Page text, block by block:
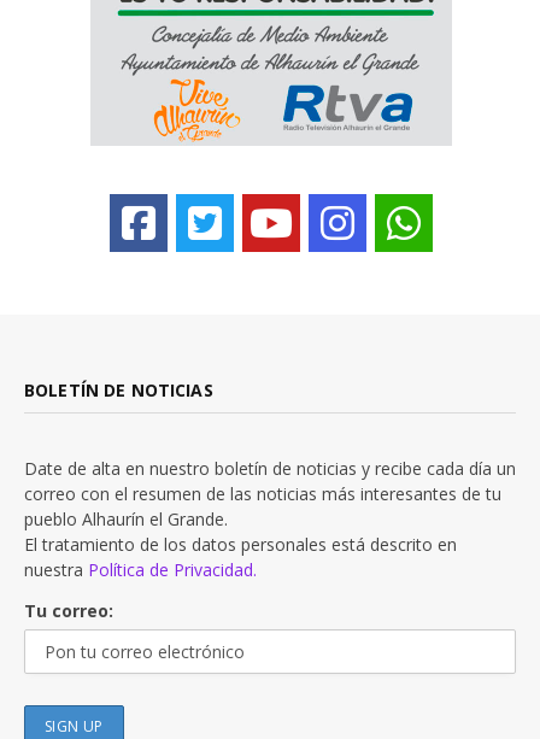
BOLETÍN DE NOTICIAS
Date de alta en nuestro boletín de noticias y recibe cada día un
correo con el resumen de las noticias más interesantes de tu
pueblo Alhaurín el Grande.
El tratamiento de los datos personales está descrito en
nuestra Política de Privacidad.
Tu correo: